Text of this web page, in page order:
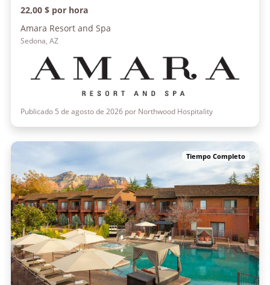
22,00 $ por hora
Amara Resort and Spa
Sedona, AZ
Publicado 5 de agosto de 2026 por Northwood Hospitality
Tiempo Completo